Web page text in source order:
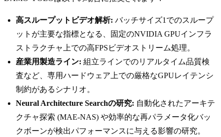
高スループットビデオ解析: バッチサイズ1でのスループ
ットが主要な指標となる、固定のNVIDIA GPUインフラ
ストラクチャ上での高FPSビデオストリーム処理。
産業用製造ライン: 組立ラインでのリアルタイム品質検
査など、専用ハードウェア上での厳格なGPUレイテンシ
制約があるシナリオ。
Neural Architecture Searchの研究: 自動化されたアーキテ
クチャ探索 (MAE-NAS) や効率的な再パラメータ化バッ
クボーンが検出パフォーマンスに与える影響の研究。